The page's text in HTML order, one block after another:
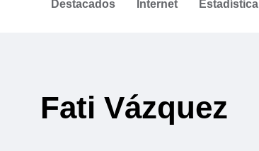
Destacados Internet Estadística
Fati Vázquez